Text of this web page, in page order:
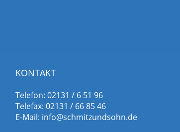
KONTAKT
Telefon: 02131 / 6 51 96
Telefax: 02131 / 66 85 46
E-Mail: info@schmitzundsohn.de